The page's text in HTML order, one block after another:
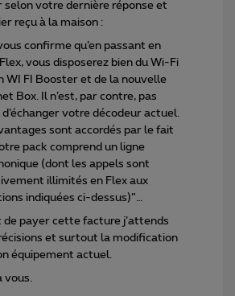
selon votre dernière réponse et
reçu à la maison :
vous confirme qu’en passant en
vous disposerez bien du Wi-Fi
WI FI Booster et de la nouvelle
Box. Il n’est, par contre, pas
d’échanger votre décodeur actuel.
sont accordés par le fait
pack comprend un ligne
(dont les appels sont
illimités en Flex aux
indiquées ci-dessus)”…
de payer cette facture j’attends
et surtout la modification
équipement actuel.
vous.